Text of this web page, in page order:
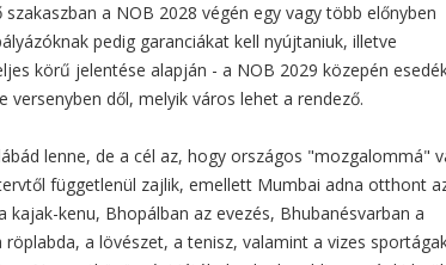
a NOB 2028 végén egy vagy több előnyben
pedig garanciákat kell nyújtaniuk, illetve
körű jelentése alapján - a NOB 2029 közepén
dől, melyik város lehet a rendező.
lenne, de a cél az, hogy országos "mozgalommá"
függetlenül zajlik, emellett Mumbai adna otthont
kenu, Bhopálban az evezés, Bhubanésvarban a
a lövészet, a tenisz, valamint a vizes